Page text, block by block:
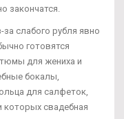
закончатся.
слабого рубля явно
готовятся
для жениха и
бокалы,
для салфеток,
которых свадебная